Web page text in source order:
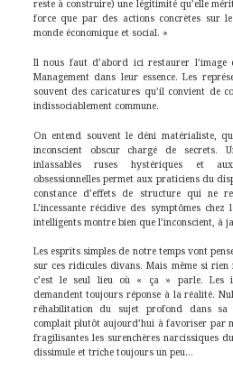
reste à construire) une légitimité qu’elle
force que par des actions concrètes sur
monde économique et social. »
Il nous faut d’abord ici restaurer l’image
Management dans leur essence. Les
souvent des caricatures qu’il convient de
indissociablement commune.
On entend souvent le déni matérialiste,
inconscient obscur chargé de secrets.
inlassables ruses hystériques et
obsessionnelles permet aux praticiens du
constance d’effets de structure qui ne
L’incessante récidive des symptômes
intelligents montre bien que l’inconscient, à
Les esprits simples de notre temps vont
sur ces ridicules divans. Mais même si rien
c’est le seul lieu où « ça » parle. Les
demandent toujours réponse à la réalité.
réhabilitation du sujet profond dans sa
complait plutôt aujourd’hui à favoriser par
fragilisantes les surenchères narcissiques
dissimule et triche toujours un peu…